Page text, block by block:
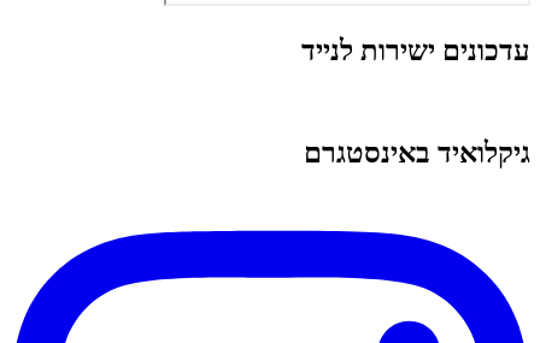
עדכונים ישירות לנייד
גיקלואיד באינסטגרם